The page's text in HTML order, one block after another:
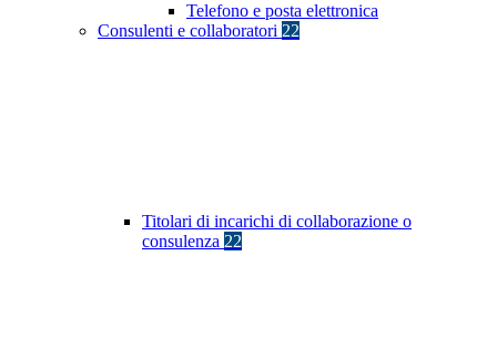
Telefono e posta elettronica
Consulenti e collaboratori 22
Titolari di incarichi di collaborazione o
consulenza 22